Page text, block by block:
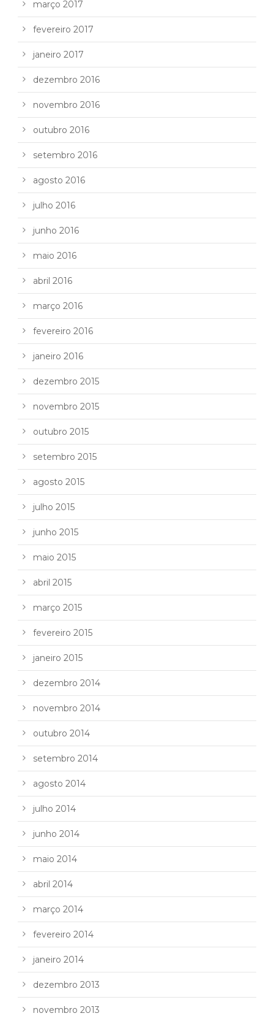
março 2017
fevereiro 2017
janeiro 2017
dezembro 2016
novembro 2016
outubro 2016
setembro 2016
agosto 2016
julho 2016
junho 2016
maio 2016
abril 2016
março 2016
fevereiro 2016
janeiro 2016
dezembro 2015
novembro 2015
outubro 2015
setembro 2015
agosto 2015
julho 2015
junho 2015
maio 2015
abril 2015
março 2015
fevereiro 2015
janeiro 2015
dezembro 2014
novembro 2014
outubro 2014
setembro 2014
agosto 2014
julho 2014
junho 2014
maio 2014
abril 2014
março 2014
fevereiro 2014
janeiro 2014
dezembro 2013
novembro 2013